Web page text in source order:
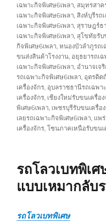
เฉพาะกิจพิเศษ6เพลา, สมุทรสาค
เฉพาะกิจพิเศษ6เพลา, สิงห์บุรีรถ
เฉพาะกิจพิเศษ6เพลา, สุราษฎร์ธ
เฉพาะกิจพิเศษ6เพลา, สุโขทัยรับ
กิจพิเศษ6เพลา,หนองบัวลำภูรถเ
ขนส่งสินค้าโรงงาน, อยุธยารถเ
เฉพาะกิจพิเศษ6เพลา, อำนาจเจ
รถเฉพาะกิจพิเศษ6เพลา, อุตรดิต
เครื่องจักร, อุบลราชธานีรถเฉพา
เครื่องจักร, เชียงใหม่รับขนเครื่อ
พิเศษ6เพลา, เพชรบุรีรับขนเครื่อ
เลยรถเฉพาะกิจพิเศษ6เพลา, แพ
เครื่องจักร,โซนภาคเหนือรับขนเ
รถโลวเบทพิเ
แบบเหมากลับ
รถโลวเบทพิเศษ